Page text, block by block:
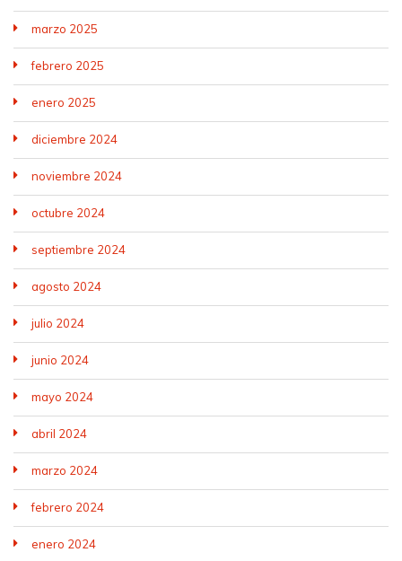
marzo 2025
febrero 2025
enero 2025
diciembre 2024
noviembre 2024
octubre 2024
septiembre 2024
agosto 2024
julio 2024
junio 2024
mayo 2024
abril 2024
marzo 2024
febrero 2024
enero 2024